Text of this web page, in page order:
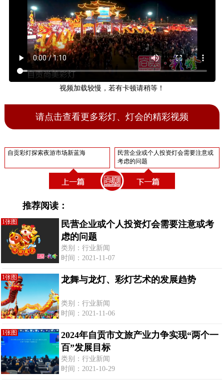
视频加载较慢，若有卡顿请稍等！
请点击查看更多彩灯、灯会的精彩视频
自贡彩灯探索夜游市场新蓝海
民营企业或个人投资灯会需要注意或
考虑的问题
推荐阅读：
1张图
民营企业或个人投资灯会需要注意或考
虑的问题
类别：行业新闻
时间：2021-11-07
1张图 龙舞与龙灯、彩灯艺术的发展趋势
类别：行业新闻
时间：2021-11-06
1张图
2024年自贡市文旅产业力争实现“两个一
百”发展目标
类别：行业新闻
时间：2021-10-29